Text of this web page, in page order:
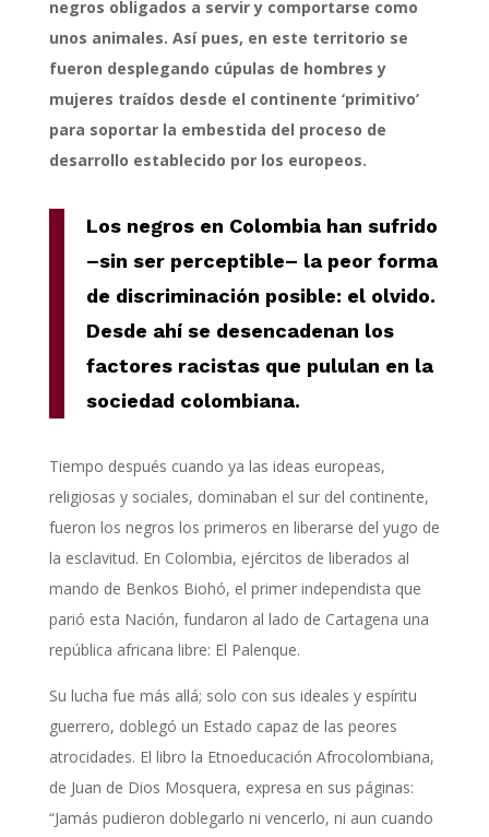
negros obligados a servir y comportarse como
unos animales. Así pues, en este territorio se
fueron desplegando cúpulas de hombres y
mujeres traídos desde el continente ‘primitivo’
para soportar la embestida del proceso de
desarrollo establecido por los europeos.
Los negros en Colombia han sufrido
–sin ser perceptible– la peor forma
de discriminación posible: el olvido.
Desde ahí se desencadenan los
factores racistas que pululan en la
sociedad colombiana.
Tiempo después cuando ya las ideas europeas,
religiosas y sociales, dominaban el sur del continente,
fueron los negros los primeros en liberarse del yugo de
la esclavitud. En Colombia, ejércitos de liberados al
mando de Benkos Biohó, el primer independista que
parió esta Nación, fundaron al lado de Cartagena una
república africana libre: El Palenque.
Su lucha fue más allá; solo con sus ideales y espíritu
guerrero, doblegó un Estado capaz de las peores
atrocidades. El libro la Etnoeducación Afrocolombiana,
de Juan de Dios Mosquera, expresa en sus páginas:
“Jamás pudieron doblegarlo ni vencerlo, ni aun cuando